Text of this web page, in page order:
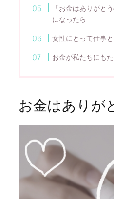
「お金はありがと
になったら
女性にとって仕事
お金が私たちにも
お金はありが